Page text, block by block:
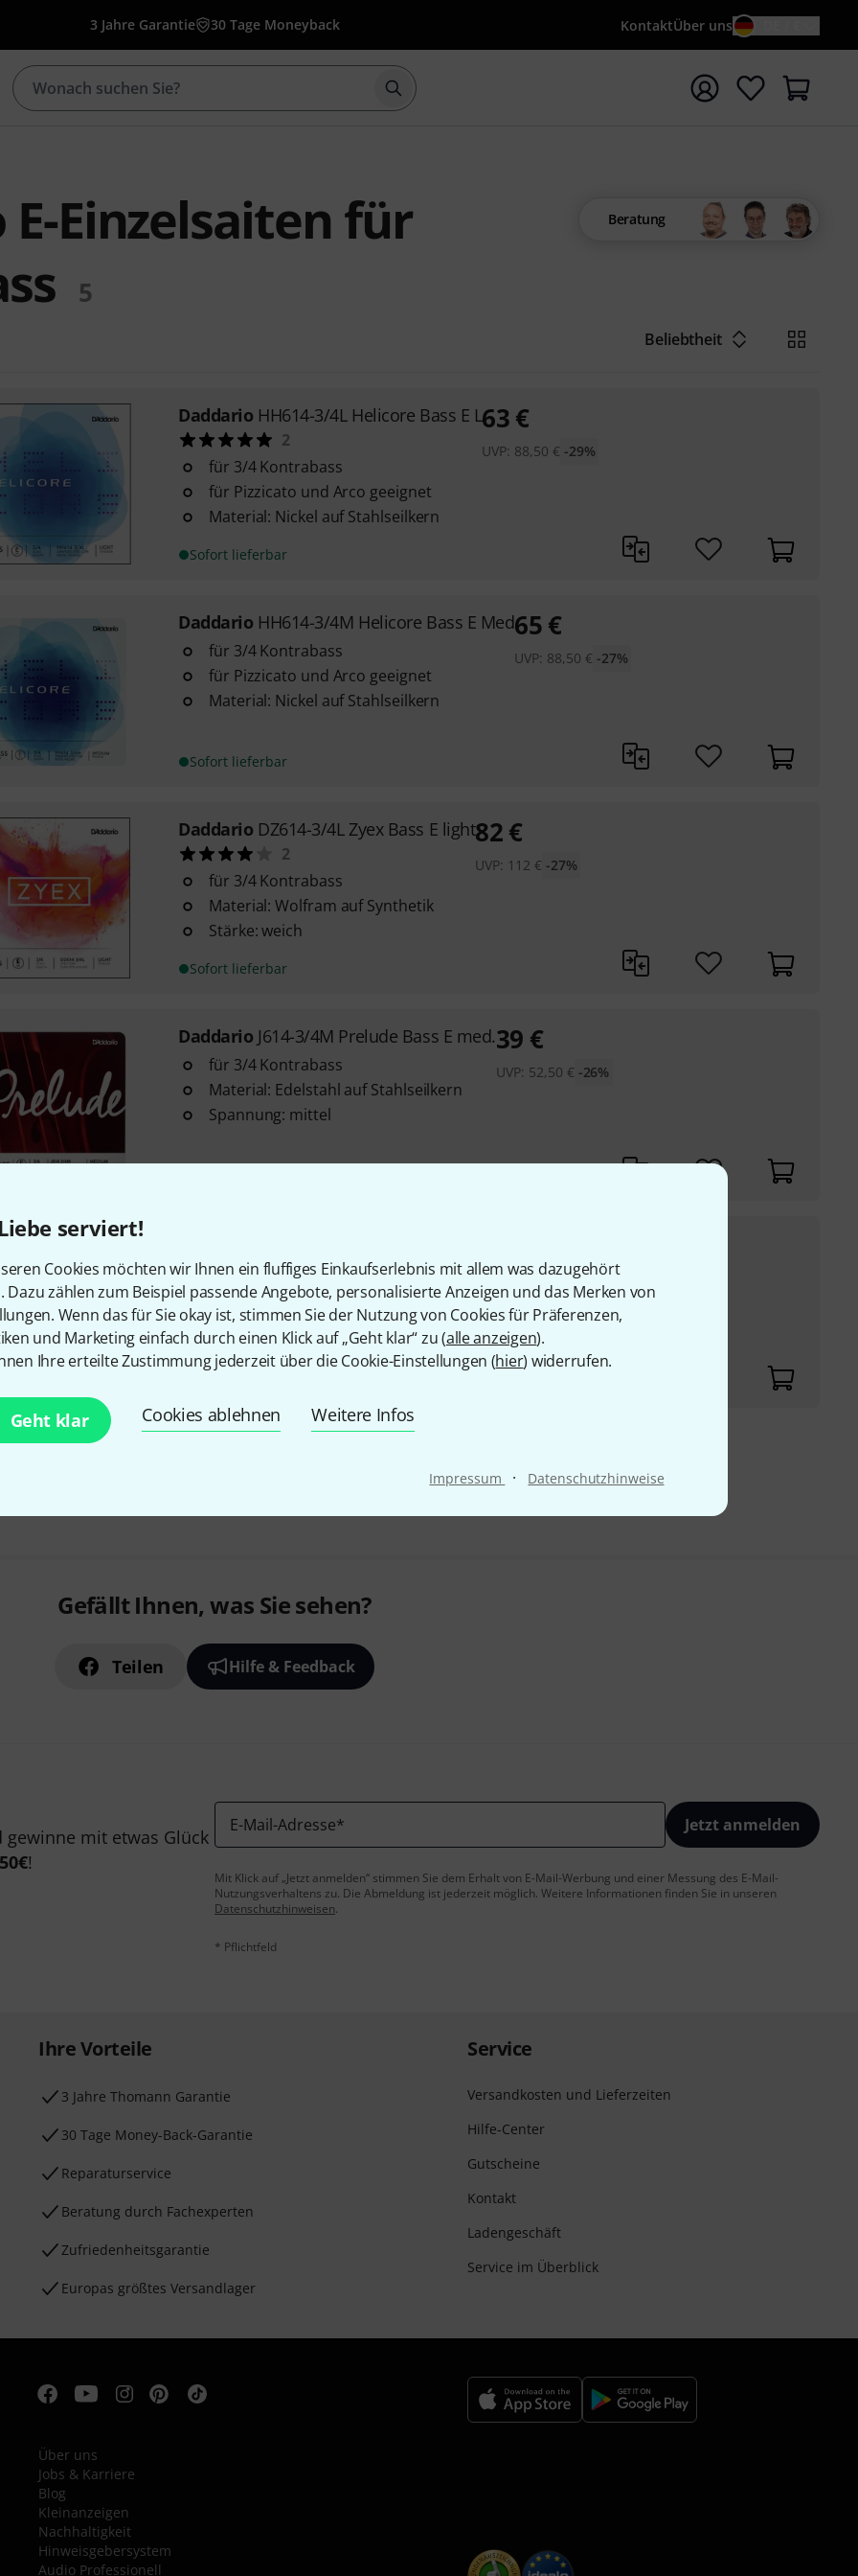
serviert!
Cookies möchten wir Ihnen ein fluffiges Einkaufserlebnis mit allem was dazugehört
Dazu zählen zum Beispiel passende Angebote, personalisierte Anzeigen und das Merken von
Wenn das für Sie okay ist, stimmen Sie der Nutzung von Cookies für Präferenzen,
und Marketing einfach durch einen Klick auf „Geht klar“ zu (alle anzeigen).
Ihre erteilte Zustimmung jederzeit über die Cookie-Einstellungen (hier) widerrufen.
Geht klar Cookies ablehnen Weitere Infos
Impressum · Datenschutzhinweise
3 Jahre Garantie 30 Tage Moneyback KontaktÜber uns
Suche mit Suchwort {searchTerm} starten
Einzelsaiten für
5
Beratung
Beliebtheit
Daddario HH614-3/4L Helicore Bass E L
2
für 3/4 Kontrabass
für Pizzicato und Arco geeignet
Material: Nickel auf Stahlseilkern
Sofort lieferbar
63 €
UVP: 88,50 € -29%
Daddario HH614-3/4M Helicore Bass E Med
für 3/4 Kontrabass
für Pizzicato und Arco geeignet
Material: Nickel auf Stahlseilkern
Sofort lieferbar
65€
UVP: 88,50 € -27%
Daddario DZ614-3/4L Zyex Bass E light
2
für 3/4 Kontrabass
Material: Wolfram auf Synthetik
Stärke: weich
Sofort lieferbar
82 €
UVP: 112 € -27%
Daddario J614-3/4M Prelude Bass E med.
für 3/4 Kontrabass
Material: Edelstahl auf Stahlseilkern
Spannung: mittel
39 €
UVP: 52,50 € -26%
1
Material: Wolfram auf Synthetik
Stärke: mittel
DZ614-3/4M
UVP:112 € -27%
Gefällt Ihnen, was Sie sehen?
Teilen Hilfe & Feedback
mit etwas Glück
50€!
E-Mail-Adresse* Jetzt anmelden
Mit Klick auf „Jetzt anmelden“ stimmen Sie dem Erhalt von E-Mail-Werbung und einer Messung des E-Mail-
Nutzungsverhaltens zu. Die Abmeldung ist jederzeit möglich. Weitere Informationen finden Sie in unseren
Datenschutzhinweisen.
* Pflichtfeld
Ihre Vorteile
3 Jahre Thomann Garantie
30 Tage Money-Back-Garantie
Reparaturservice
Beratung durch Fachexperten
Zufriedenheitsgarantie
Europas größtes Versandlager
Service
Versandkosten und Lieferzeiten
Hilfe-Center
Gutscheine
Kontakt
Ladengeschäft
Service im Überblick
Über uns
Jobs & Karriere
Blog
Kleinanzeigen
Nachhaltigkeit
Hinweisgebersystem
Audio Professionell